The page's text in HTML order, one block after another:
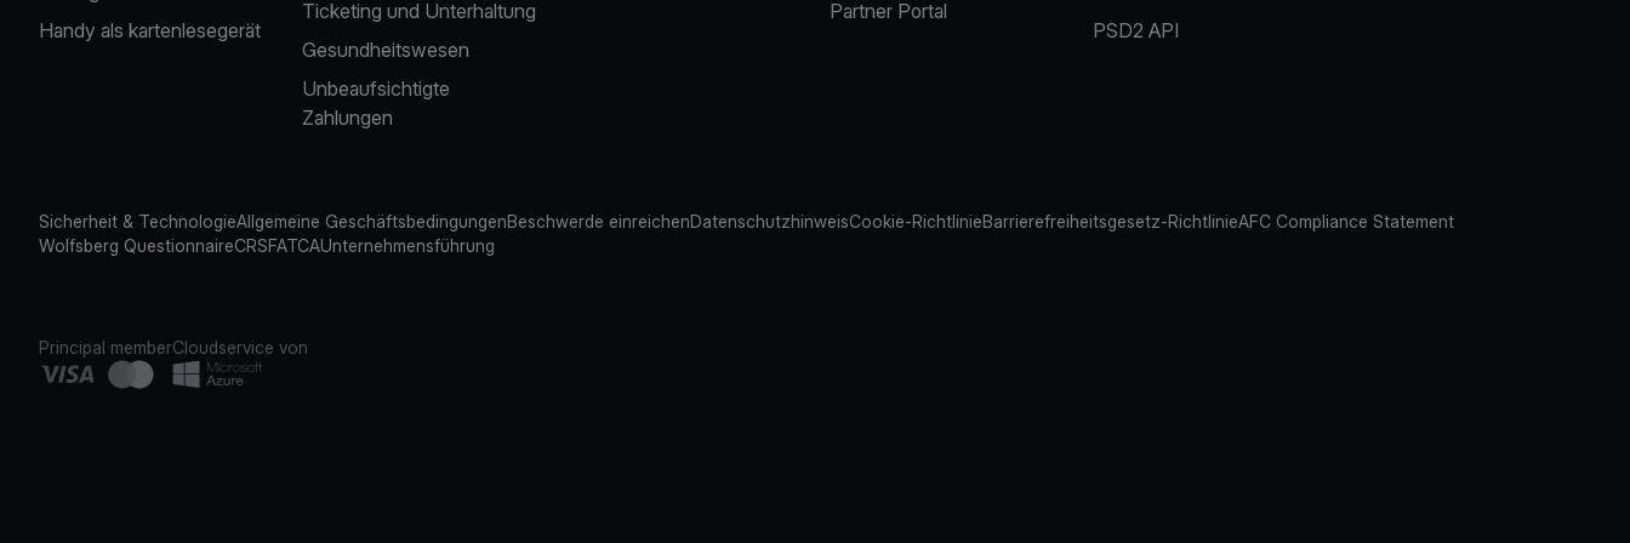
Handy als kartenlesegerät
Ticketing und Unterhaltung
Gesundheitswesen
Unbeaufsichtigte
Zahlungen
Partner Portal
PSD2 API
Sicherheit & TechnologieAllgemeine GeschäftsbedingungenBeschwerde einreichenDatenschutzhinweisCookie-RichtlinieBarrierefreiheitsgesetz-RichtlinieAFC Compliance Statement
Wolfsberg QuestionnaireCRSFATCAUnternehmensführung
Principal memberCloudservice von